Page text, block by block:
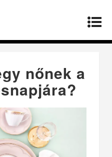
adjunk egy nőnek a 40.
nőnek a